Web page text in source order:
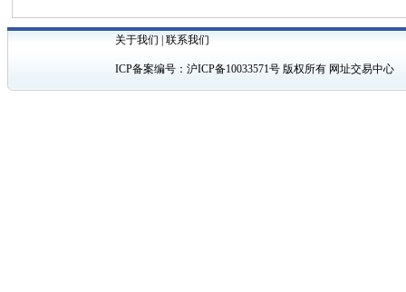
关于我们 |联系我们
ICP备案编号：沪ICP备10033571号 版权所有 网址交易中心